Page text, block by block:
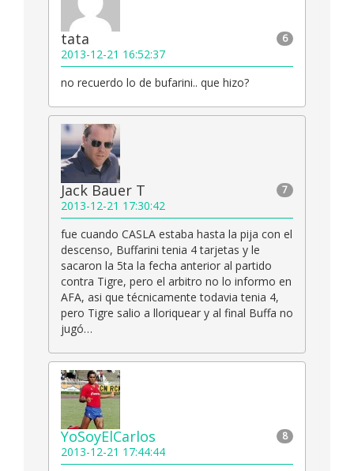
6
tata
2013-12-21 16:52:37
no recuerdo lo de bufarini.. que hizo?
7
Jack Bauer T
2013-12-21 17:30:42
fue cuando CASLA estaba hasta la pija con el
descenso, Buffarini tenia 4 tarjetas y le
sacaron la 5ta la fecha anterior al partido
contra Tigre, pero el arbitro no lo informo en
AFA, asi que técnicamente todavia tenia 4,
pero Tigre salio a lloriquear y al final Buffa no
jugó…
8
YoSoyElCarlos
2013-12-21 17:44:44